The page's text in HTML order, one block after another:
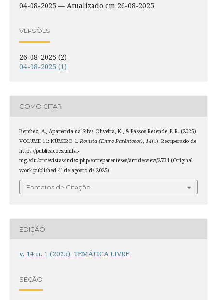
04-08-2025 — Atualizado em 26-08-2025
VERSÕES
26-08-2025 (2)
04-08-2025 (1)
COMO CITAR
Berchez, A., Aparecida da Silva Oliveira, K., & Passos Rezende, P. R. (2025).
VOLUME 14: NÚMERO 1. Revista (Entre Parênteses), 14(1). Recuperado de
https://publicacoes.unifal-
mg.edu.br/revistas/index.php/entreparenteses/article/view/2731 (Original
work published 4º de agosto de 2025)
Fomatos de Citação
EDIÇÃO
v. 14 n. 1 (2025): TEMÁTICA LIVRE
SEÇÃO